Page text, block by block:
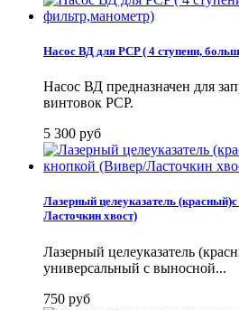
Насос ВД для PCP ( 4 ступени,
Насос ВД предназначен для
винтовок PCP.
5 300 руб
Лазерный целеуказатель
Ласточкин хвост)
Лазерный целеуказатель
универсальный с выносной...
750 руб